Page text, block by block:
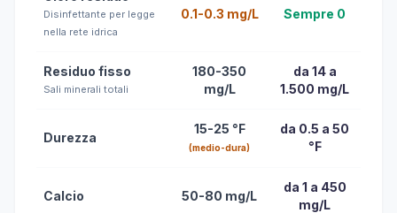
Disinfettante per legge
nella rete idrica
0.1-0.3 mg/L Sempre 0
Residuo fisso
Sali minerali totali
180-350
mg/L
da 14 a
1.500 mg/L
Durezza
15-25 °F
(medio-dura)
da 0.5 a 50
°F
Calcio 50-80 mg/L
da 1 a 450
mg/L